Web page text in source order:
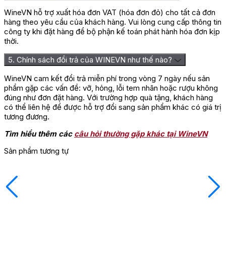
WineVN hỗ trợ xuất hóa đơn VAT (hóa đơn đỏ) cho tất cả đơn
hàng theo yêu cầu của khách hàng. Vui lòng cung cấp thông tin
công ty khi đặt hàng để bộ phận kế toán phát hành hóa đơn kịp
thời.
5. Chính sách đổi trả của WINEVN như thế nào?
WineVN cam kết đổi trả miễn phí trong vòng 7 ngày nếu sản
phẩm gặp các vấn đề: vỡ, hỏng, lỗi tem nhãn hoặc rượu không
đúng như đơn đặt hàng. Với trường hợp quà tặng, khách hàng
có thể liên hệ để được hỗ trợ đổi sang sản phẩm khác có giá trị
tương đương.
Tìm hiểu thêm các câu hỏi thường gặp khác tại WineVN
Sản phẩm tương tự